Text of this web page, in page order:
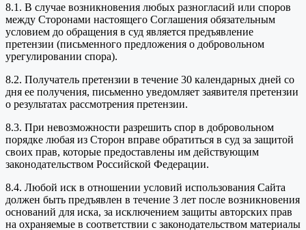
8.1. В случае возникновения любых разногласий или споров
между Сторонами настоящего Соглашения обязательным
условием до обращения в суд является предъявление
претензии (письменного предложения о добровольном
урегулировании спора).
8.2. Получатель претензии в течение 30 календарных дней со
дня ее получения, письменно уведомляет заявителя претензии
о результатах рассмотрения претензии.
8.3. При невозможности разрешить спор в добровольном
порядке любая из Сторон вправе обратиться в суд за защитой
своих прав, которые предоставлены им действующим
законодательством Российской Федерации.
8.4. Любой иск в отношении условий использования Сайта
должен быть предъявлен в течение 3 лет после возникновения
оснований для иска, за исключением защиты авторских прав
на охраняемые в соответствии с законодательством материалы